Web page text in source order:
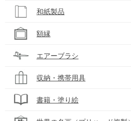
和紙製品
額縁
エアーブラシ
収納・携帯用具
書籍・塗り絵